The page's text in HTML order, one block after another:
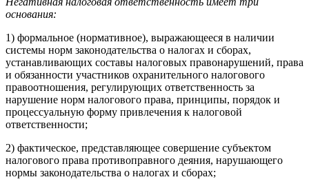
основания:
1) формальное (нормативное), выражающееся в наличии
системы норм законодательства о налогах и сборах,
устанавливающих составы налоговых правонарушений, права
и обязанности участников охранительного налогового
правоотношения, регулирующих ответственность за
нарушение норм налогового права, принципы, порядок и
процессуальную форму привлечения к налоговой
ответственности;
2) фактическое, представляющее совершение субъектом
налогового права противоправного деяния, нарушающего
нормы законодательства о налогах и сборах;